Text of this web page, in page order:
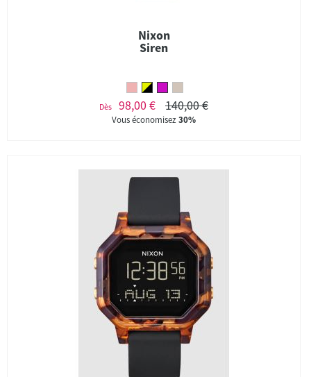
Nixon
Siren
Dès 98,00 € 140,00 €
Vous économisez30%